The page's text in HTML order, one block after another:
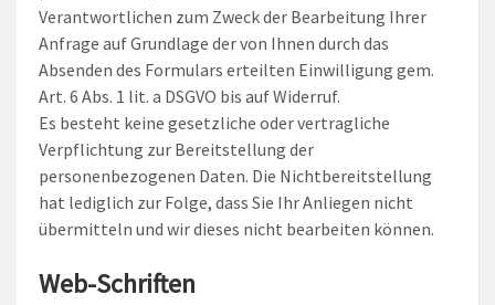
Verantwortlichen zum Zweck der Bearbeitung Ihrer
Anfrage auf Grundlage der von Ihnen durch das
Absenden des Formulars erteilten Einwilligung gem.
Art. 6 Abs. 1 lit. a DSGVO bis auf Widerruf.
Es besteht keine gesetzliche oder vertragliche
Verpflichtung zur Bereitstellung der
personenbezogenen Daten. Die Nichtbereitstellung
hat lediglich zur Folge, dass Sie Ihr Anliegen nicht
übermitteln und wir dieses nicht bearbeiten können.
Web-Schriften